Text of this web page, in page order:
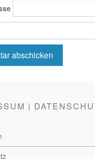
|